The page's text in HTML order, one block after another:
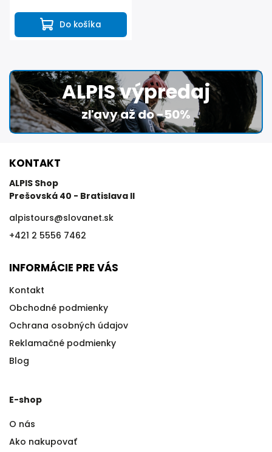
Do košíka
pripnúť o sedák....
zľavy až do -50%
ALPIS výpredaj
KONTAKT
ALPIS Shop
Prešovská 40 - Bratislava II
alpistours@slovanet.sk
+421 2 5556 7462
INFORMÁCIE PRE VÁS
Kontakt
Obchodné podmienky
Ochrana osobných údajov
Reklamačné podmienky
Blog
E-shop
O nás
Ako nakupovať